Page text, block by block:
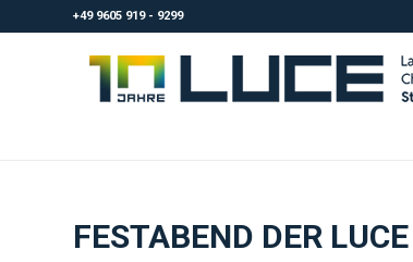
+49 9605 919 - 9299
FESTABEND DER